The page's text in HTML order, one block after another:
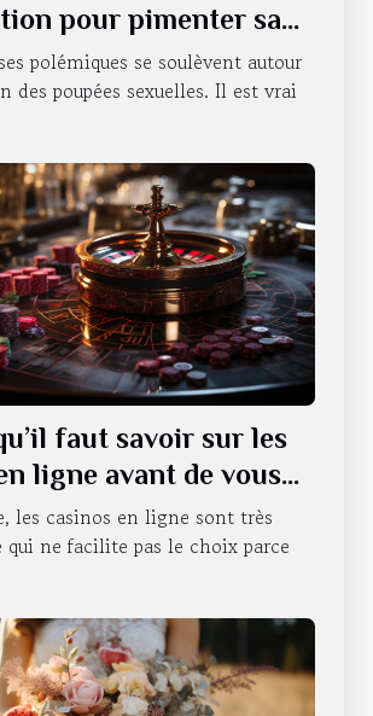
pour pimenter sa
?
polémiques se soulèvent autour
des poupées sexuelles. Il est vrai
faut savoir sur les
ligne avant de vous
les casinos en ligne sont très
qui ne facilite pas le choix parce